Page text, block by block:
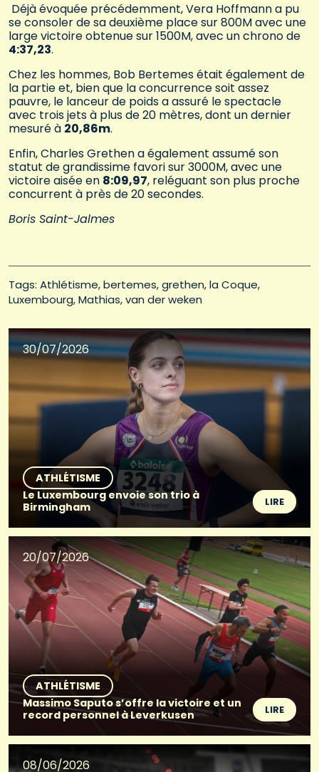
Déjà évoquée précédemment, Vera Hoffmann a pu
se consoler de sa deuxième place sur 800M avec une
large victoire obtenue sur 1500M, avec un chrono de
4:37,23.
Chez les hommes, Bob Bertemes était également de
la partie et, bien que la concurrence soit assez
pauvre, le lanceur de poids a assuré le spectacle
avec trois jets à plus de 20 mètres, dont un dernier
mesuré à 20,86m.
Enfin, Charles Grethen a également assumé son
statut de grandissime favori sur 3000M, avec une
victoire aisée en 8:09,97, reléguant son plus proche
concurrent à près de 20 secondes.
Boris Saint-Jalmes
Tags: Athlétisme bertemes grethen la Coque
Luxembourg Mathias van der weken
30/07/2026
ATHLÉTISME
Le Luxembourg envoie son trio à
Birmingham
LIRE
20/07/2026
ATHLÉTISME
Massimo Saputo s’offre la victoire et un
record personnel à Leverkusen
LIRE
08/06/2026